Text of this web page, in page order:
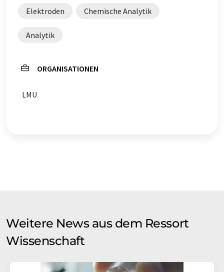
Elektroden Chemische Analytik
Analytik
ORGANISATIONEN
LMU
Weitere News aus dem Ressort
Wissenschaft